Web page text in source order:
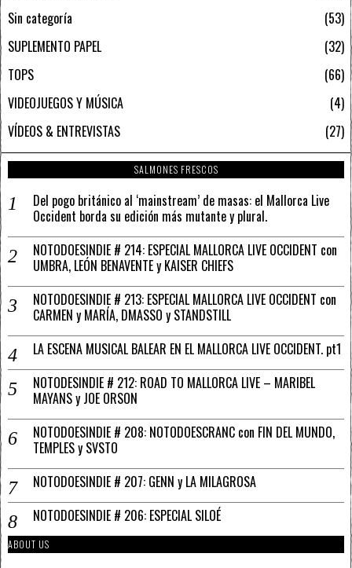
Sin categoría
53
SUPLEMENTO PAPEL
32
TOPS
66
VIDEOJUEGOS Y MÚSICA
4
VÍDEOS & ENTREVISTAS
27
SALMONES FRESCOS
Del pogo británico al ‘mainstream’ de masas: el Mallorca Live
Occident borda su edición más mutante y plural.
NOTODOESINDIE # 214: ESPECIAL MALLORCA LIVE OCCIDENT con
UMBRA, LEÓN BENAVENTE y KAISER CHIEFS
NOTODOESINDIE # 213: ESPECIAL MALLORCA LIVE OCCIDENT con
CARMEN y MARÍA, DMASSO y STANDSTILL
LA ESCENA MUSICAL BALEAR EN EL MALLORCA LIVE OCCIDENT. pt1
NOTODESINDIE # 212: ROAD TO MALLORCA LIVE – MARIBEL
MAYANS y JOE ORSON
NOTODOESINDIE # 208: NOTODOESCRANC con FIN DEL MUNDO,
TEMPLES y SVSTO
NOTODOESINDIE # 207: GENN y LA MILAGROSA
NOTODOESINDIE # 206: ESPECIAL SILOÉ
ABOUT US